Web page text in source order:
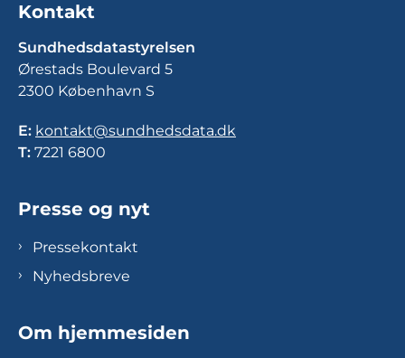
Kontakt
Sundhedsdatastyrelsen
Ørestads Boulevard 5
2300 København S
E: kontakt@sundhedsdata.dk
T: 7221 6800
Presse og nyt
Pressekontakt
Nyhedsbreve
Om hjemmesiden